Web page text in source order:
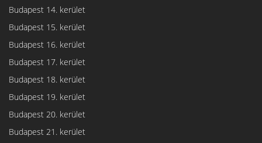
Budapest 14. kerület
Budapest 15. kerület
Budapest 16. kerület
Budapest 17. kerület
Budapest 18. kerület
Budapest 19. kerület
Budapest 20. kerület
Budapest 21. kerület